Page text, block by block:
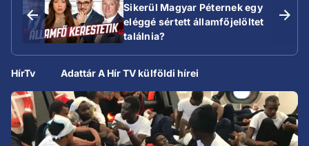
Sikerül Magyar Péternek egy
eléggé sértett államfőjelöltet
találnia?
HírTv Adattár A Hír TV külföldi hírei